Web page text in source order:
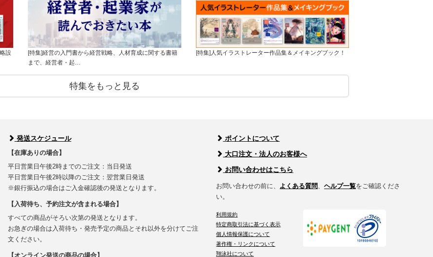
設
[特集]経営の入門書から経営戦略、人材育成に関する書籍
まで、経営者・起…
[特集]人気イラストレーター作品集＆メイキングブック！
特集をもっと見る
発送スケジュール
【在庫ありの場合】
平日営業日午後2時までのご注文：当日発送
平日営業日午後2時以降のご注文：翌営業日発送
※銀行振込の場合はご入金確認後の発送となります。
【入荷待ち、予約注文が含まれる場合】
すべての商品がそろい次第の発送となります。
お急ぎの場合は入荷待ち・発売予定の商品とそれ以外を分けてご注
文ください。
【オンライン発送の商品の場合】
ポイントについて
大口注文・法人のお客様へ
お問い合わせはこちら
お問い合わせの前に、 よくある質問 、ヘルプ一覧をご確認くださ
い。
利用規約
特定商取引法に基づく表示
個人情報保護について
著作権・リンクについて
翔泳社について